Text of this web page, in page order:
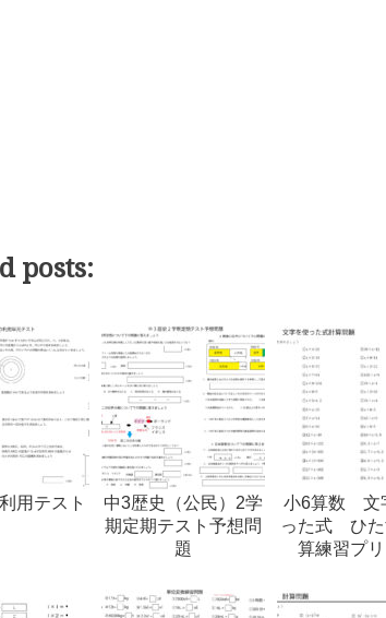
posts:
用テスト
中3歴史（公民）2学
期定期テスト予想問
題
小6算数 文
った式 ひた
算練習プリ